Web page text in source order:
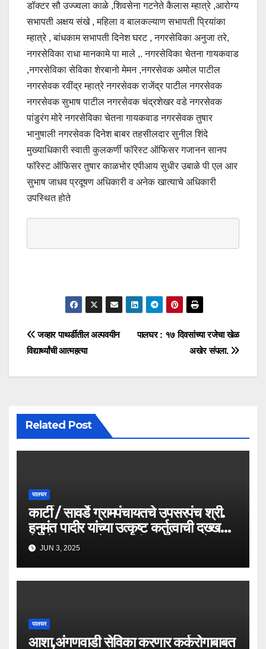
डॉक्टर सौ उज्ज्वला काळे ,शिवसेना गटनेते कैलास म्हात्रे ,आरोग्य
सभापती अक्षय संखे , महिला व बालकल्याण सभापती प्रियांका
म्हात्रे , बांधकाम सभापती दिनेश घरट , नगरसेविका अनुजा तरे,
नगरसेविका राधा मानकामे पा माले ,. नगरसेविका चेतना गायकवाड
,नगरसेविका सेविका शेरबानो मेमन ,नगरसेवक अमोल पाटील
नगरसेवक रवींद्र म्हात्रे नगरसेवक राजेंद्र पाटील नगरसेवक
नगरसेवक सुभाष पाटील नगरसेवक चंद्रशेखर वडे नगरसेवक
पांडुरंग मोरे नगरसेविका चेतना गायकवाड नगरसेवक तुषार
भानुषाली नगरसेवक दिनेश बाबर तहसीलदार सुनील शिंदे
मुख्याधिकारी स्वाती कुलकर्णी फॉरेस्ट ऑफिसर गजानन सानप
फॉरेस्ट ऑफिसर तुषार काळभोर एपीआय सुधीर उबाळे पी एल आर
सुभाष जाधव प्रदूषण अधिकारी व अनेक खात्याचे अधिकारी
उपस्थित होते
पालघर : १७ दिवसांच्या रजेचा खेळ
अखेर संपला.
जव्हार पाथर्डीतील अल्पवयीन
विद्यार्थ्यांची आत्महत्या
Related Post
पालघर
कार्टी / सावर्डे ग्रामपंचायतचे उपसरपंच श्री.
हनुमंत पादीर यांच्या उत्कृष्ट कर्तुत्वाची दख्खल
घेत केला राज्याचे वनमंत्री तथा पालघरचे
पालकमंत्री नामदार गणेशजी नाईक साहेबांनी
केला सत्पात्री सन्मान..
JUN 3, 2025
पालघर
आशा,अंगणवाडी सेविका करणार कर्करोगाबाबत